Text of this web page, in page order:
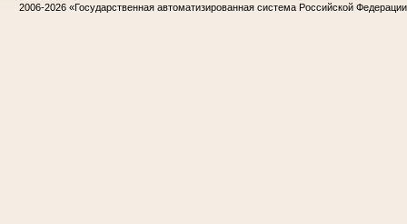
2006-2026 «Государственная автоматизированная система Российской